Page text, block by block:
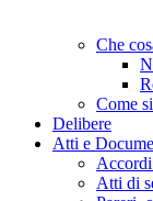
Che
Come
Delibere
Atti e
Accordi
Atti di